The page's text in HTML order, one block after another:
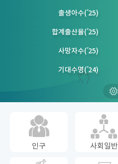
출생아수(´25)
합계출산율(´25)
사망자수(´25)
기대수명(´24)
인구 사회일반